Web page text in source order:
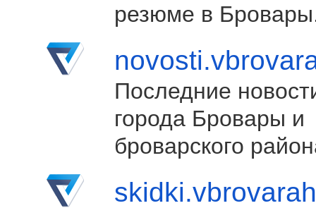
резюме в
Последние
города Бровары и
броварского